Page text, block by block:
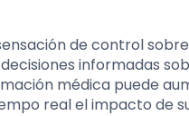
de control
informadas
médica puede
real el impacto de